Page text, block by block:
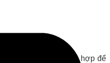
gia các nhóm phù hợp để